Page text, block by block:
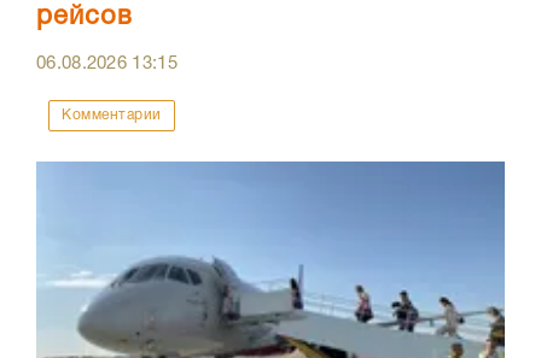
рейсов
06.08.2026 13:15
Комментарии